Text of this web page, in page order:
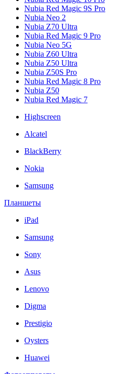
Nubia Red Magic 9S Pro
Nubia Neo 2
Nubia Z70 Ultra
Nubia Red Magic 9 Pro
Nubia Neo 5G
Nubia Z60 Ultra
Nubia Z50 Ultra
Nubia Z50S Pro
Nubia Red Magic 8 Pro
Nubia Z50
Nubia Red Magic 7
Highscreen
Alcatel
BlackBerry
Nokia
Samsung
Планшеты
iPad
Samsung
Sony
Asus
Lenovo
Digma
Prestigio
Oysters
Huawei